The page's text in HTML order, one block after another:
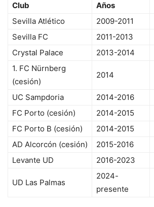
Club Años
Sevilla Atlético
2009-2011
Sevilla FC
2011-2013
Crystal Palace
2013-2014
1. FC Nürnberg
(cesión)
2014
UC Sampdoria 2014-2016
FC Porto (cesión)
2014-2015
FC Porto B (cesión)
2014-2015
AD Alcorcón (cesión)
2015-2016
Levante UD
2016-2023
UD Las Palmas
2024-
presente